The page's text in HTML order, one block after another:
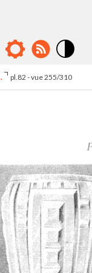
élévé
pl.82 - vue 255/310